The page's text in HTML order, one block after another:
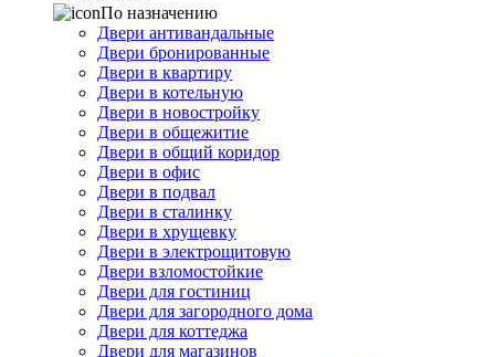
По назначению
Двери антивандальные
Двери бронированные
Двери в квартиру
Двери в котельную
Двери в новостройку
Двери в общежитие
Двери в общий коридор
Двери в офис
Двери в подвал
Двери в сталинку
Двери в хрущевку
Двери в электрощитовую
Двери взломостойкие
Двери для гостиниц
Двери для загородного дома
Двери для коттеджа
Двери для магазинов